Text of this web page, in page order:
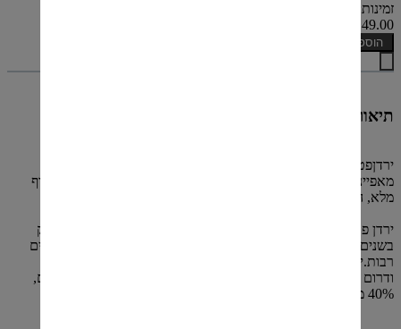
זמינות: קיים במלאי
₪149.00
הוספה לסל
תיאור
ירדןפטי ורדו מציג ארומות של פירות אדומים ושחורים, יחד עם
מאפיינים של פרחים,תבלינים, טבק, שוקולד, ועץ אלון צרפתי. ליין גוף
מלא, המציג מבנה טאני המאפייןזן זה.
ירדן פטי ורדו מוכן לשתייה כבר עם צאתו וימשיך להשתבח בבקבוק
בשנים הקרובות.בתנאי אחסון נאותים יישמר היין במיטבו למשך שנים
רבות.ירדן פטי ורדו יוצרמענבי פטי ורדו שנבצרו מכרמים במרכז
ודרום רמת הגולן. היין יושן בחביות עץ אלוןצרפתי במשך 18 חודשים,
40% מהן חדשות.